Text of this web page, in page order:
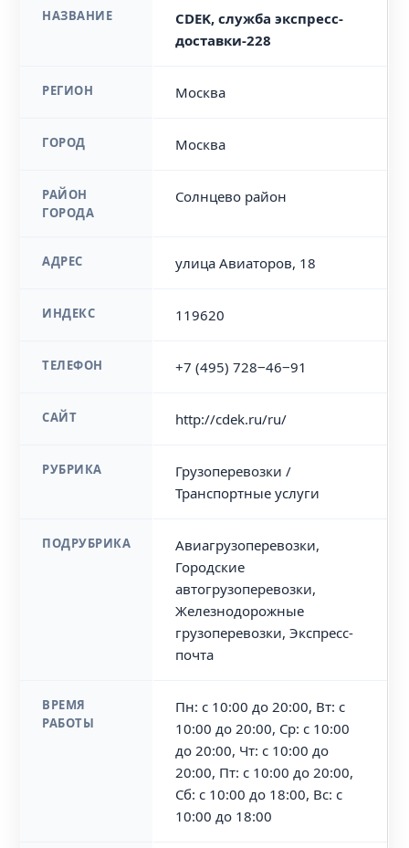
НАЗВАНИЕ
CDEK, служба экспресс-
доставки-228
РЕГИОН Москва
ГОРОД Москва
РАЙОН
ГОРОДА
Солнцево район
АДРЕС улица Авиаторов, 18
ИНДЕКС 119620
ТЕЛЕФОН +7 (495) 728‒46‒91
САЙТ http://cdek.ru/ru/
РУБРИКА
Грузоперевозки /
Транспортные услуги
ПОДРУБРИКА
Авиагрузоперевозки,
Городские
автогрузоперевозки,
Железнодорожные
грузоперевозки, Экспресс-
почта
ВРЕМЯ
РАБОТЫ
Пн: с 10:00 до 20:00, Вт: с
10:00 до 20:00, Ср: с 10:00
до 20:00, Чт: с 10:00 до
20:00, Пт: с 10:00 до 20:00,
Сб: с 10:00 до 18:00, Вс: с
10:00 до 18:00